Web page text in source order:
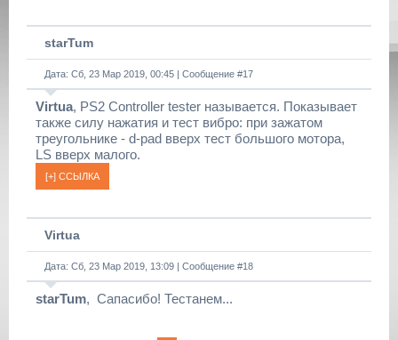
starTum
Дата: Сб, 23 Мар 2019, 00:45 | Сообщение #17
Virtua, PS2 Controller tester называется. Показывает
также силу нажатия и тест вибро: при зажатом
треугольнике - d-pad вверх тест большого мотора,
LS вверх малого.
Virtua
Дата: Сб, 23 Мар 2019, 13:09 | Сообщение #18
starTum, Сапасибо! Тестанем...